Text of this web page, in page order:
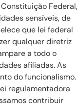
Federal,
sensíveis, de
que lei federal
qualquer diretriz
a todo o
afiliadas. As
do funcionalismo.
regulamentadora
contribuir